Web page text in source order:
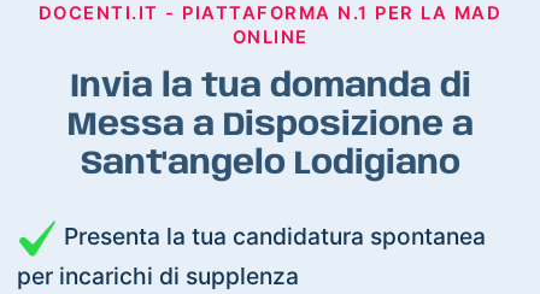
DOCENTI.IT - PIATTAFORMA N.1 PER LA MAD
ONLINE
Invia la tua domanda di
Messa a Disposizione a
Sant'angelo Lodigiano
Presenta la tua candidatura spontanea
per incarichi di supplenza